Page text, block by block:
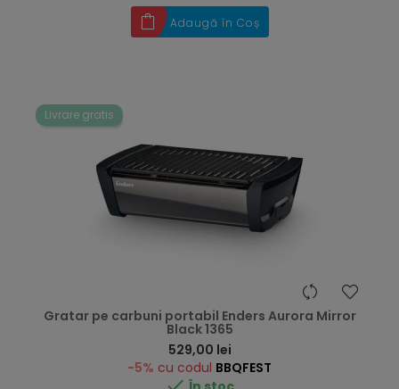
Adaugă în Coș
Livrare gratis
Gratar pe carbuni portabil Enders Aurora Mirror
Black 1365
529,00 lei
-5% cu codul BBQFEST